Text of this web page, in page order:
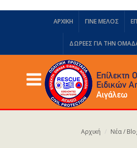
ΑΡΧΙΚΗ ΓΙΝΕ ΜΕΛΟΣ
ΔΩΡΕΈΣ ΓΙΑ ΤΗΝ
Αρχική Νέα /